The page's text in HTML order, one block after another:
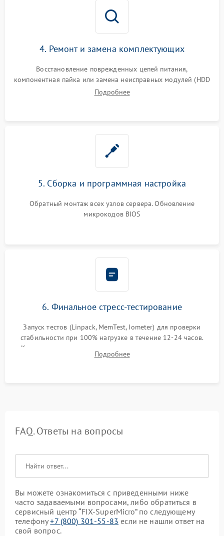
4. Ремонт и замена комплектующих
Восстановление поврежденных цепей питания,
компонентная пайка или замена неисправных модулей (HDD
Подробнее
5. Сборка и программная настройка
Обратный монтаж всех узлов сервера. Обновление
микрокодов BIOS
6. Финальное стресс-тестирование
Запуск тестов (Linpack, MemTest, Iometer) для проверки
стабильности при 100% нагрузке в течение 12-24 часов.
Контроль температурных режимов, проверка отсутствия
троттлинга и подготовка сервера к выдаче.
Подробнее
FAQ. Ответы на вопросы
Вы можете ознакомиться с приведенными ниже
часто задаваемыми вопросами, либо обратиться в
сервисный центр “FIX-SuperMicro” по следующему
телефону+7 (800) 301-55-83 если не нашли ответ на
свой вопрос.